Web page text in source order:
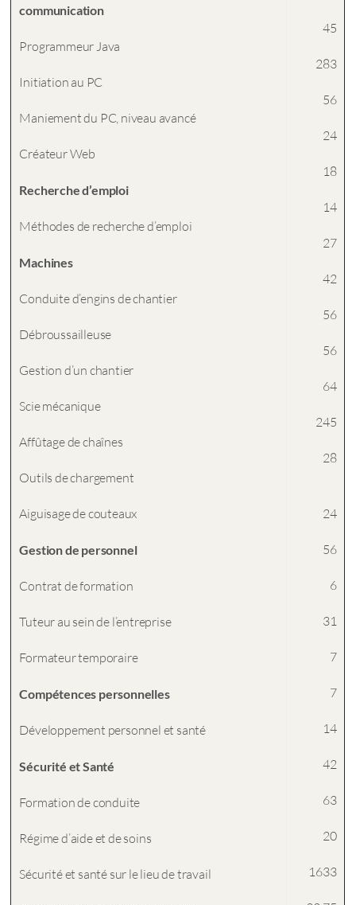
communication
Programmeur Java
Initiation au PC
Maniement du PC, niveau avancé
Créateur Web
Recherche d’emploi
Méthodes de recherche d’emploi
Machines
Conduite d’engins de chantier
Débroussailleuse
Gestion d’un chantier
Scie mécanique
Affûtage de chaînes
Outils de chargement
Aiguisage de couteaux
Gestion de personnel
Contrat de formation
Tuteur au sein de l’entreprise
Formateur temporaire
Compétences personnelles
Développement personnel et santé
Sécurité et Santé
Formation de conduite
Régime d’aide et de soins
Sécurité et santé sur le lieu de travail
45
283
56
24
18
14
27
42
56
56
64
245
28
24
56
6
31
7
7
14
42
63
20
1633